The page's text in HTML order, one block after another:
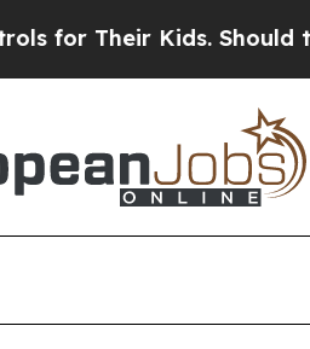
Kids. Should the US?